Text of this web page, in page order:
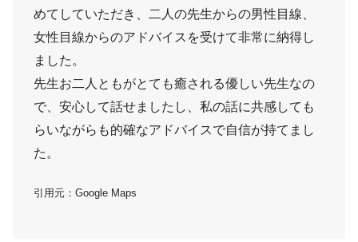
めてしていただき、二人の先生からの男性目線、
女性目線からのアドバイスを受けて非常に納得し
ました。
先生お二人ともがとても癒される優しい先生なの
で、安心して話せましたし、私の話に共感しても
らいながらも的確なアドバイスで自信が持てまし
た。
引用元：Google Maps